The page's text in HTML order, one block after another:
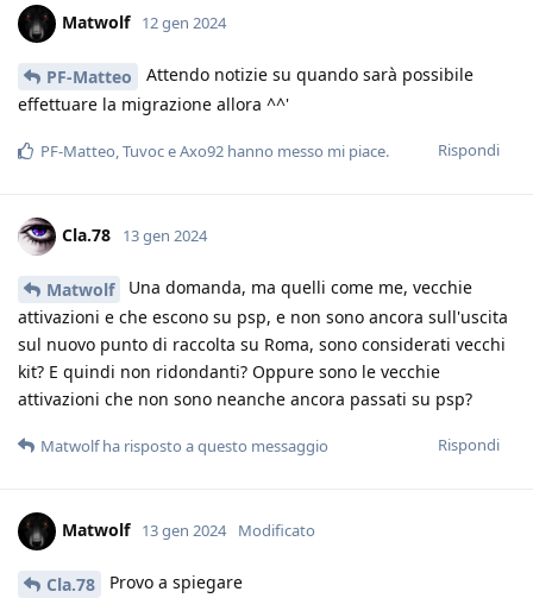
Matwolf 12 gen 2024
PF-Matteo
Attendo notizie su quando sarà possibile
effettuare la migrazione allora ^^'
Rispondi
PF-Matteo,TuvoceAxo92 hanno messo mi piace.
Cla.78 13 gen 2024
Matwolf
Una domanda, ma quelli come me, vecchie
attivazioni e che escono su psp, e non sono ancora sull'uscita
sul nuovo punto di raccolta su Roma, sono considerati vecchi
kit? E quindi non ridondanti? Oppure sono le vecchie
attivazioni che non sono neanche ancora passati su psp?
Rispondi
Matwolfha risposto a questo messaggio
Matwolf 13 gen 2024 Modificato
Cla.78
Provo a spiegare